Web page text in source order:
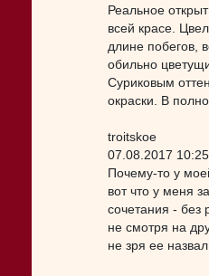
Реальное
всей красе.
длине побегов,
обильно
Суриковым
окраски. В
troitskoe
07.08.2017 10:25
Почему-то у
вот что у меня
сочетания - без
не смотря на
не зря ее